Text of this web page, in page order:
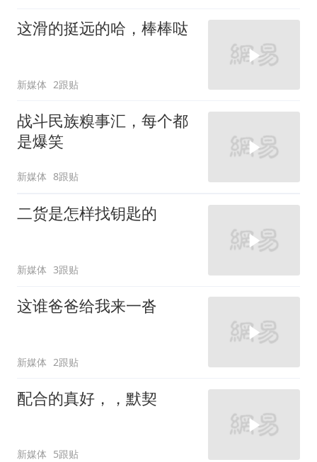
这滑的挺远的哈，棒棒哒
新媒体 2跟贴
战斗民族糗事汇，每个都
是爆笑
新媒体 8跟贴
二货是怎样找钥匙的
新媒体 3跟贴
这谁爸爸给我来一沓
新媒体 2跟贴
配合的真好，，默契
新媒体 5跟贴